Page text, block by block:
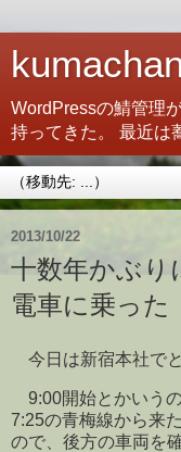
WordPressの鯖管理
持ってきた。 最近は
2013/10/22
十数年かぶり
電車に乗った
今日は新宿本社でと
9:00開始とかいう
7:25の青梅線から来
ので、後方の車両を